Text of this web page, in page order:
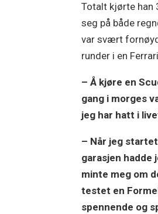
Totalt kjørte han
seg på både
var svært
runder i en Ferrari
– Å kjøre en
gang i morges
jeg har hatt i
– Når jeg
garasjen hadde
minte meg om
testet en
spennende og